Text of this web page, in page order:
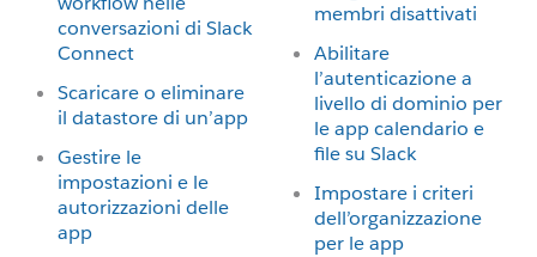
conversazioni di Slack
Connect
Scaricare o eliminare
il datastore di un’app
Gestire le
impostazioni e le
autorizzazioni delle
app
membri disattivati
Abilitare
l’autenticazione a
livello di dominio per
le app calendario e
file su Slack
Impostare i criteri
dell’organizzazione
per le app